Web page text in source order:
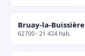
Bruay-la-Buissière
62700 · 21 424 hab.